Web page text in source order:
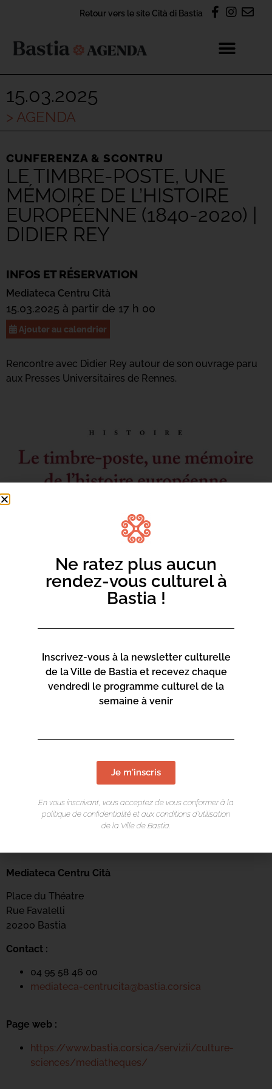
Retour vers le site Cità di Bastia
15.03.2025
> AGENDA
CUNFERENZA & SCONTRU
LE TIMBRE-POSTE, UNE
MÉMOIRE DE L’HISTOIRE
EUROPÉENNE (1840-2020) |
DIDIER REY
INFOS ET RÉSERVATION
Mediateca Centru Cità
15.03.2025 à partir de 17 h 00
Ajouter au calendrier
Rencontre avec Didier Rey autour de son ouvrage paru
aux Presses Universitaires de Rennes.
Mediateca Centru Cità
Place du Théatre
Rue Favalelli
20200 Bastia
Contact :
04 95 58 46 00
mediateca-centrucita@bastia.corsica
Page web :
https://www.bastia.corsica/servizii/culture-
sciences/mediatheques/
Ne ratez plus aucun
rendez-vous culturel à
Bastia !
Inscrivez-vous à la newsletter culturelle
de la Ville de Bastia et recevez chaque
vendredi le programme culturel de la
semaine à venir
Je m'inscris
En vous inscrivant, vous acceptez de vous conformer à la
politique de confidentialité et aux conditions d’utilisation
de la Ville de Bastia.